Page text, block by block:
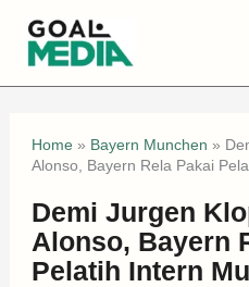
Home» Bayern Munchen »
Alonso, Bayern Rela Pakai
Demi Jurgen
Alonso, Bayern
Pelatih Intern